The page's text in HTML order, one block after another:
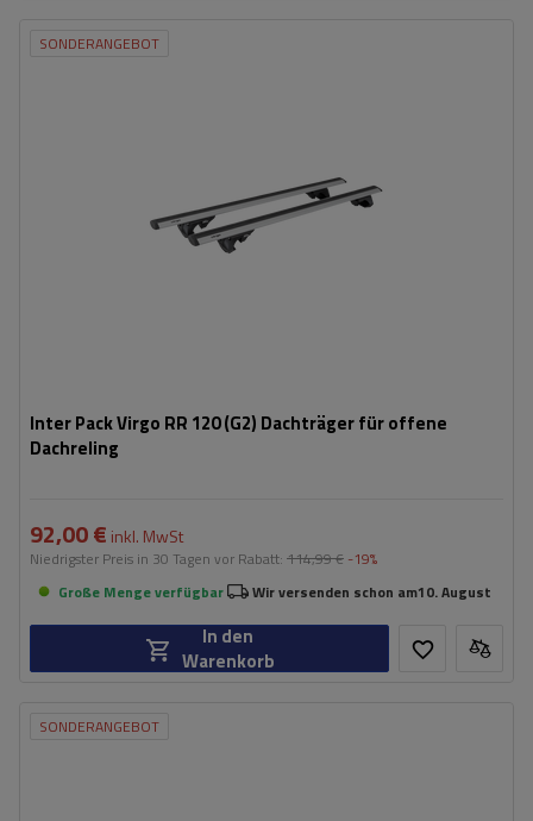
SONDERANGEBOT
Inter Pack Virgo RR 120 (G2) Dachträger für offene
Dachreling
92,00 € inkl. MwSt
Niedrigster Preis in 30 Tagen vor Rabatt: 114,99 € -19%
Große Menge verfügbar
Wir versenden schon am10. August
In den
Warenkorb
SONDERANGEBOT